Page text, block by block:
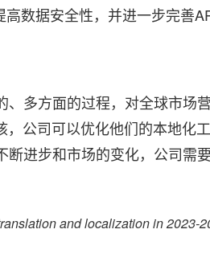
高数据安全性，并进一步完善
、多方面的过程，对全球市场
，公司可以优化他们的本地化
断进步和市场的变化，公司需
and localization in 2023-